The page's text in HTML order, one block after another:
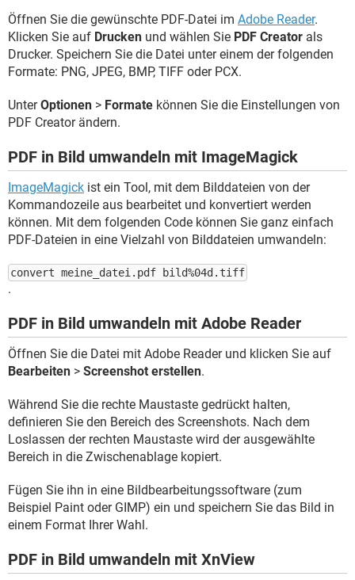
Öffnen Sie die gewünschte PDF-Datei im Adobe Reader.
Klicken Sie auf Drucken und wählen Sie PDF Creator als
Drucker. Speichern Sie die Datei unter einem der folgenden
Formate: PNG, JPEG, BMP, TIFF oder PCX.
UnterOptionen > Formate können Sie die Einstellungen von
PDF Creator ändern.
PDF in Bild umwandeln mit ImageMagick
ImageMagick ist ein Tool, mit dem Bilddateien von der
Kommandozeile aus bearbeitet und konvertiert werden
können. Mit dem folgenden Code können Sie ganz einfach
PDF-Dateien in eine Vielzahl von Bilddateien umwandeln:
convert meine_datei.pdf bild%04d.tiff
.
PDF in Bild umwandeln mit Adobe Reader
Öffnen Sie die Datei mit Adobe Reader und klicken Sie auf
Bearbeiten > Screenshot erstellen.
Während Sie die rechte Maustaste gedrückt halten,
definieren Sie den Bereich des Screenshots. Nach dem
Loslassen der rechten Maustaste wird der ausgewählte
Bereich in die Zwischenablage kopiert.
Fügen Sie ihn in eine Bildbearbeitungssoftware (zum
Beispiel Paint oder GIMP) ein und speichern Sie das Bild in
einem Format Ihrer Wahl.
PDF in Bild umwandeln mit XnView